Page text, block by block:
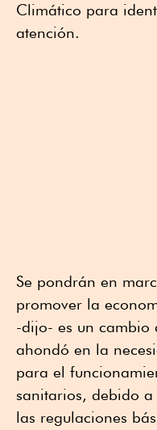
Climático para
atención.
Se pondrán en
promover la
-dijo- es un cambio
ahondó en la
para el
sanitarios, debido
las regulaciones